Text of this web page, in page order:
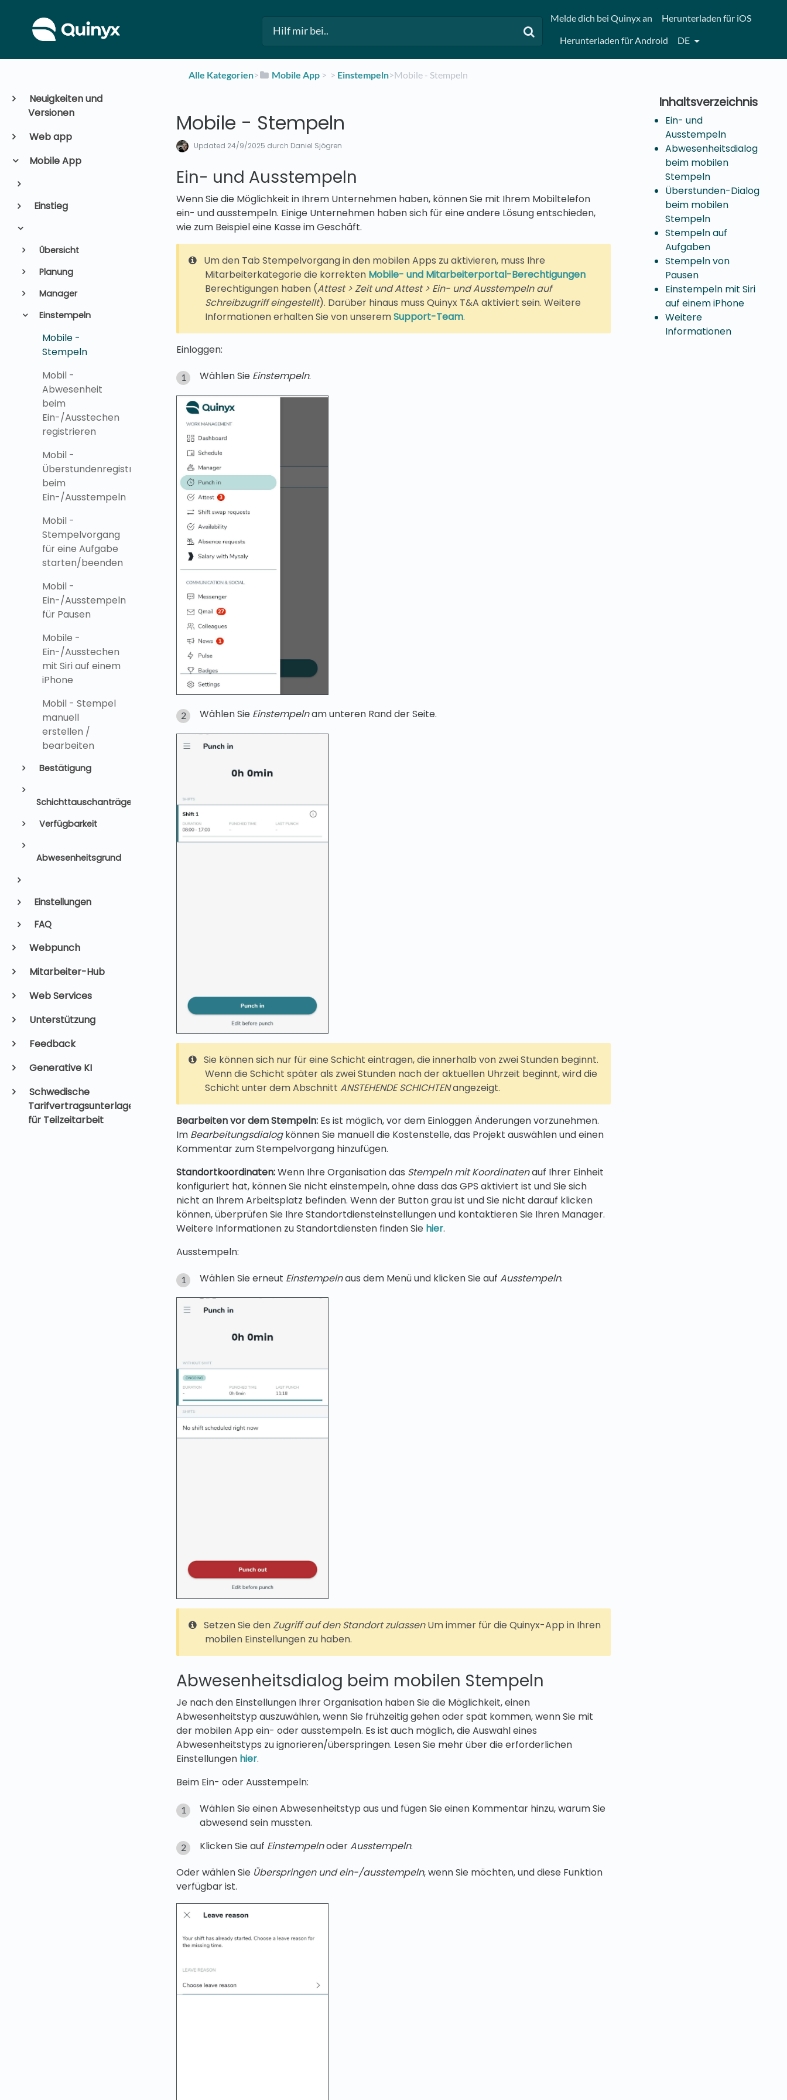
Melde dich bei Quinyx an
Herunterladen für iOS
Herunterladen für Android
DE
Neuigkeiten und
Versionen
Web app
Mobile App
Einstieg
Übersicht
Planung
Manager
Einstempeln
Mobile -
Stempeln
Mobil -
Abwesenheit
beim
Ein-/Ausstechen
registrieren
Mobil -
Überstundenregistrierung
beim
Ein-/Ausstempeln
Mobil -
Stempelvorgang
für eine Aufgabe
starten/beenden
Mobil -
Ein-/Ausstempeln
für Pausen
Mobile -
Ein-/Ausstechen
mit Siri auf einem
iPhone
Mobil - Stempel
manuell
erstellen /
bearbeiten
Bestätigung
Schichttauschanträge
Verfügbarkeit
Abwesenheitsgrund
Einstellungen
FAQ
Webpunch
Mitarbeiter-Hub
Web Services
Unterstützung
Feedback
Generative KI
Schwedische
Tarifvertragsunterlagen
für Teilzeitarbeit
Alle Kategorien​>​ ​Mobile App ​ > ​ ​ > ​ ​Einstempeln​>​ Mobile - Stempeln
Mobile - Stempeln
Updated 24/9/2025 durch Daniel Sjögren
Ein- und Ausstempeln
Wenn Sie die Möglichkeit in Ihrem Unternehmen haben, können Sie mit Ihrem Mobiltelefon
ein- und ausstempeln. Einige Unternehmen haben sich für eine andere Lösung entschieden,
wie zum Beispiel eine Kasse im Geschäft.
Um den Tab Stempelvorgang in den mobilen Apps zu aktivieren, muss Ihre
Mitarbeiterkategorie die korrekten Mobile- und Mitarbeiterportal-Berechtigungen
Berechtigungen haben (Attest > Zeit und Attest > Ein- und Ausstempeln auf
Schreibzugriff eingestellt). Darüber hinaus muss Quinyx T&A aktiviert sein. Weitere
Informationen erhalten Sie von unseremSupport-Team.
Einloggen:
Wählen Sie Einstempeln.
Wählen Sie Einstempelnam unteren Rand der Seite.
Sie können sich nur für eine Schicht eintragen, die innerhalb von zwei Stunden beginnt.
Wenn die Schicht später als zwei Stunden nach der aktuellen Uhrzeit beginnt, wird die
Schicht unter dem Abschnitt ANSTEHENDE SCHICHTENangezeigt.
Bearbeiten vor dem Stempeln: Es ist möglich, vor dem Einloggen Änderungen vorzunehmen.
Im Bearbeitungsdialogkönnen Sie manuell die Kostenstelle, das Projekt auswählen und einen
Kommentar zum Stempelvorgang hinzufügen.
Standortkoordinaten:Wenn Ihre Organisation das Stempeln mit Koordinatenauf Ihrer Einheit
konfiguriert hat, können Sie nicht einstempeln, ohne dass das GPS aktiviert ist und Sie sich
nicht an Ihrem Arbeitsplatz befinden. Wenn der Button grau ist und Sie nicht darauf klicken
können, überprüfen Sie Ihre Standortdiensteinstellungen und kontaktieren Sie Ihren Manager.
Weitere Informationen zu Standortdiensten finden Sie hier.
Ausstempeln:
Wählen Sie erneut Einstempelnaus dem Menü und klicken Sie auf Ausstempeln.
Setzen Sie denZugriff auf den Standort zulassenUm immer für die Quinyx-App in Ihren
mobilen Einstellungen zu haben.
Abwesenheitsdialog beim mobilen Stempeln
Je nach den Einstellungen Ihrer Organisation haben Sie die Möglichkeit, einen
Abwesenheitstyp auszuwählen, wenn Sie frühzeitig gehen oder spät kommen, wenn Sie mit
der mobilen App ein- oder ausstempeln. Es ist auch möglich, die Auswahl eines
Abwesenheitstyps zu ignorieren/überspringen. Lesen Sie mehr über die erforderlichen
Einstellungen hier.
Beim Ein- oder Ausstempeln:
Wählen Sie einen Abwesenheitstyp aus und fügen Sie einen Kommentar hinzu, warum Sie
abwesend sein mussten.
Klicken Sie auf EinstempelnoderAusstempeln.
Oder wählen Sie Überspringen und ein-/ausstempeln, wenn Sie möchten, und diese Funktion
verfügbar ist.
Ein- und
Ausstempeln
Abwesenheitsdialog
beim mobilen
Stempeln
Überstunden-Dialog
beim mobilen
Stempeln
Stempeln auf
Aufgaben
Stempeln von
Pausen
Einstempeln mit Siri
auf einem iPhone
Weitere
Informationen